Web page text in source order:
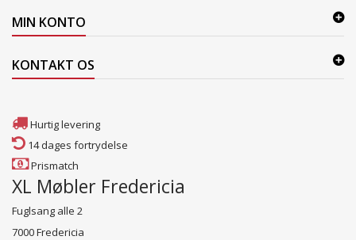
MIN KONTO
KONTAKT OS
Hurtig levering
14 dages fortrydelse
Prismatch
XL Møbler Fredericia
Fuglsang alle 2
7000 Fredericia